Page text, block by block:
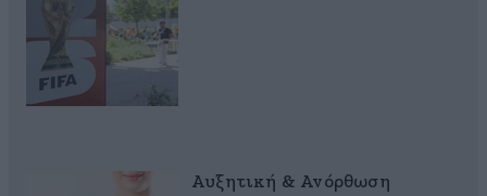
Αυξητική & Ανόρθωση